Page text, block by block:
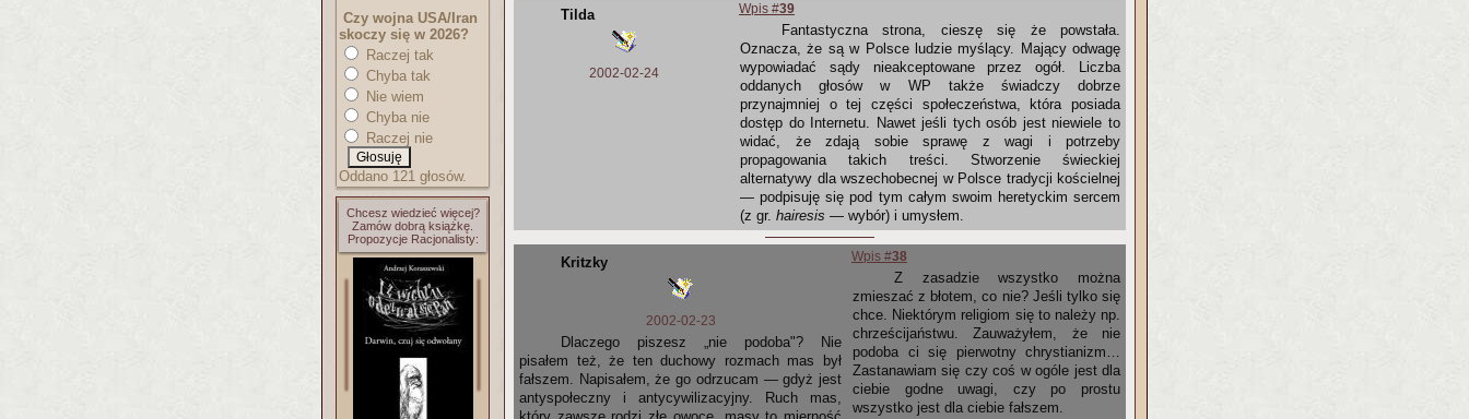
Czy wojna USA/Iran
skoczy się w 2026?
Raczej tak
Chyba tak
Nie wiem
Chyba nie
Raczej nie
Oddano 121 głosów.
Chcesz wiedzieć więcej?
Zamów dobrą książkę.
Propozycje Racjonalisty:
Tilda
2002-02-24
Wpis #39
Fantastyczna strona, cieszę się że powstała.
Oznacza, że są w Polsce ludzie myślący. Mający odwagę
wypowiadać sądy nieakceptowane przez ogół. Liczba
oddanych głosów w WP także świadczy dobrze
przynajmniej o tej części społeczeństwa, która posiada
dostęp do Internetu. Nawet jeśli tych osób jest niewiele to
widać, że zdają sobie sprawę z wagi i potrzeby
propagowania takich treści. Stworzenie świeckiej
alternatywy dla wszechobecnej w Polsce tradycji kościelnej
— podpisuję się pod tym całym swoim heretyckim sercem
(z gr. hairesis — wybór) i umysłem.
Kritzky
2002-02-23
Dlaczego piszesz „nie podoba"? Nie
pisałem też, że ten duchowy rozmach mas był
fałszem. Napisałem, że go odrzucam — gdyż jest
antyspołeczny i antycywilizacyjny. Ruch mas,
Wpis #38
Z zasadzie wszystko można
zmieszać z błotem, co nie? Jeśli tylko się
chce. Niektórym religiom się to należy np.
chrześcijaństwu. Zauważyłem, że nie
podoba ci się pierwotny chrystianizm…
Zastanawiam się czy coś w ogóle jest dla
ciebie godne uwagi, czy po prostu
wszystko jest dla ciebie fałszem.